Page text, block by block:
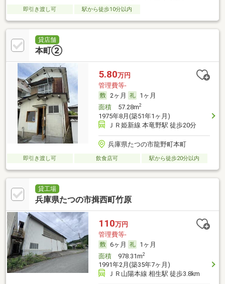
即引き渡し可 駅から徒歩10分以内
貸店舗
本町②
5.80万円
管理費等-
2ヶ月
1ヶ月
面積57.28m2
1975年8月(築51年1ヶ月)
ＪＲ姫新線 本竜野駅 徒歩20分
兵庫県たつの市龍野町本町
即引き渡し可 飲食店可 駅から徒歩20分以内
貸工場
兵庫県たつの市揖西町竹原
110万円
管理費等-
6ヶ月
1ヶ月
面積978.31m2
1991年2月(築35年7ヶ月)
ＪＲ山陽本線 相生駅 徒歩3.8km